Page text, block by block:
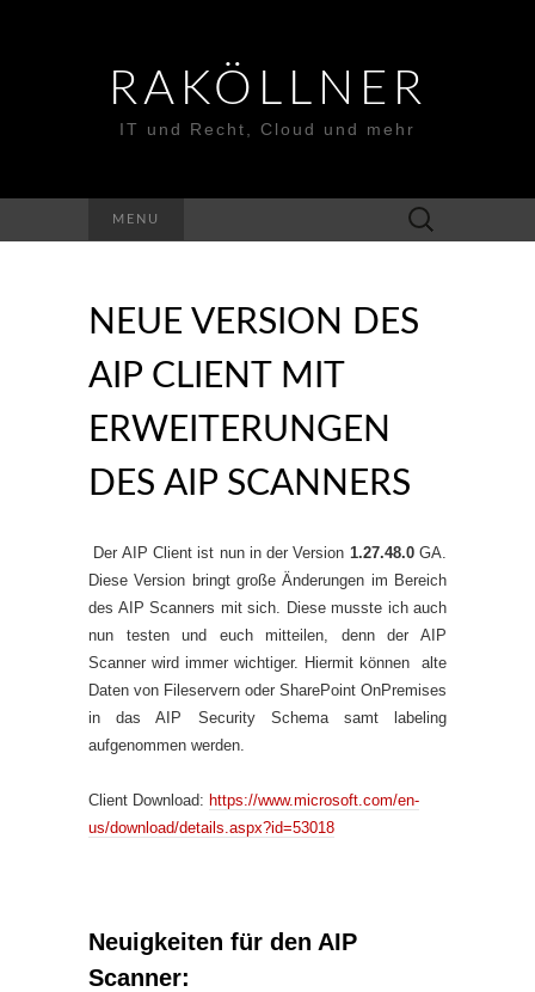
RAKÖLLNER
IT und Recht, Cloud und mehr
MENU
Suchen
nach:
NEUE VERSION DES
AIP CLIENT MIT
ERWEITERUNGEN
DES AIP SCANNERS
Der AIP Client ist nun in der Version 1.27.48.0GA.
Diese Version bringt große Änderungen im Bereich
des AIP Scanners mit sich. Diese musste ich auch
nun testen und euch mitteilen, denn der AIP
Scanner wird immer wichtiger. Hiermit können alte
Daten von Fileservern oder SharePoint OnPremises
in das AIP Security Schema samt labeling
aufgenommen werden.
Client Download: https://www.microsoft.com/en-
us/download/details.aspx?id=53018
Neuigkeiten für den AIP
Scanner: